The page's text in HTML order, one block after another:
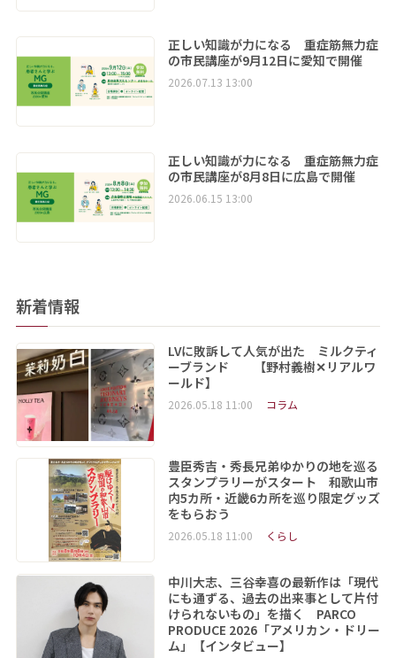
正しい知識が力になる 重症筋無力症
の市民講座が9月12日に愛知で開催
2026.07.13 13:00
正しい知識が力になる 重症筋無力症
の市民講座が8月8日に広島で開催
2026.06.15 13:00
新着情報
LVに敗訴して人気が出た ミルクティ
ーブランド 【野村義樹✕リアルワ
ールド】
2026.05.18 11:00 コラム
豊臣秀吉・秀長兄弟ゆかりの地を巡る
スタンプラリーがスタート 和歌山市
内5カ所・近畿6カ所を巡り限定グッズ
をもらおう
2026.05.18 11:00 くらし
中川大志、三谷幸喜の最新作は「現代
にも通ずる、過去の出来事として片付
けられないもの」を描く PARCO
PRODUCE 2026「アメリカン・ドリー
ム」【インタビュー】